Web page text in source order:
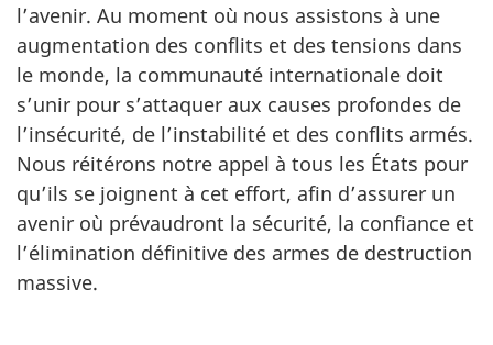
l’avenir. Au moment où nous assistons à une
augmentation des conflits et des tensions dans
le monde, la communauté internationale doit
s’unir pour s’attaquer aux causes profondes de
l’insécurité, de l’instabilité et des conflits armés.
Nous réitérons notre appel à tous les États pour
qu’ils se joignent à cet effort, afin d’assurer un
avenir où prévaudront la sécurité, la confiance et
l’élimination définitive des armes de destruction
massive.